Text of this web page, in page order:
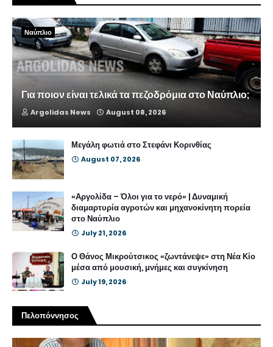
Ναύπλιο
Για ποιον είναι τελικά τα πεζοδρόμια στο Ναύπλιο;
Argolidas News August 08, 2026
Μεγάλη φωτιά στο Στεφάνι Κορινθίας
August 07, 2026
«Αργολίδα – Όλοι για το νερό» | Δυναμική
διαμαρτυρία αγροτών και μηχανοκίνητη πορεία
στο Ναύπλιο
July 21, 2026
Ο Θάνος Μικρούτσικος «ζωντάνεψε» στη Νέα Κίο
μέσα από μουσική, μνήμες και συγκίνηση
July 19, 2026
Πελοπόννησος